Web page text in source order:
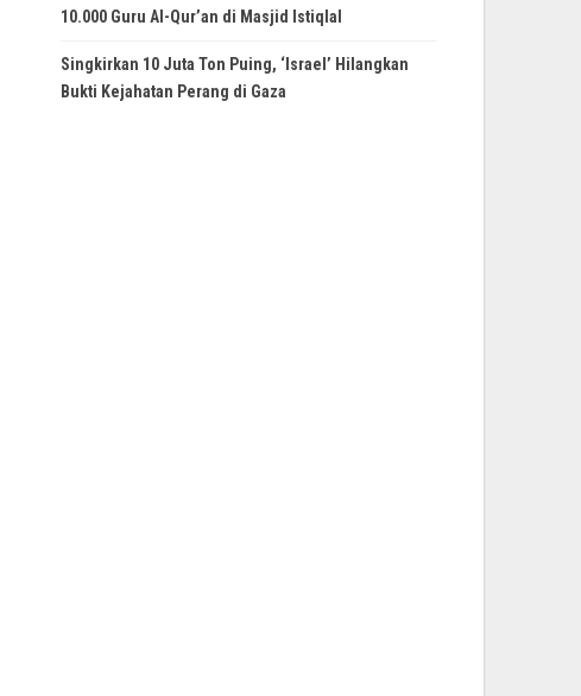
10.000 Guru Al-Qur’an di Masjid Istiqlal
Singkirkan 10 Juta Ton Puing, ‘Israel’ Hilangkan
Bukti Kejahatan Perang di Gaza